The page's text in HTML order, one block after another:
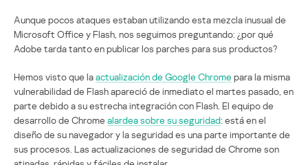
Aunque pocos ataques estaban utilizando esta mezcla inusual de
Microsoft Office y Flash, nos seguimos preguntando: ¿por qué
Adobe tarda tanto en publicar los parches para sus productos?
Hemos visto que laactualización de Google Chrome para la misma
vulnerabilidad de Flash apareció de inmediato el martes pasado, en
parte debido a su estrecha integración con Flash. El equipo de
desarrollo de Chrome alardea sobre su seguridad: está en el
diseño de su navegador y la seguridad es una parte importante de
sus procesos. Las actualizaciones de seguridad de Chrome son